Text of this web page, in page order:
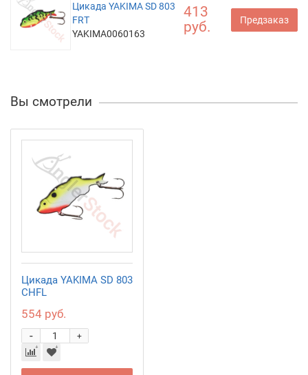
Цикада YAKIMA SD 803
FRT
YAKIMA0060163
413
руб.
Предзаказ
Вы смотрели
Цикада YAKIMA SD 803
CHFL
554 руб.
+
-